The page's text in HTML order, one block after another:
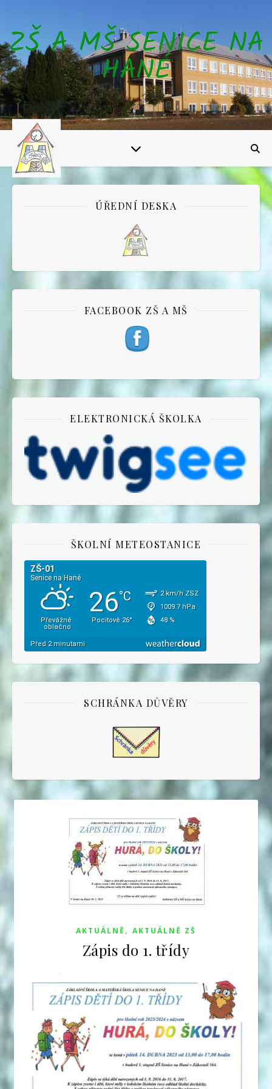
ZŠ A MŠ SENICE NA
HANÉ
ÚŘEDNÍ DESKA
FACEBOOK ZŠ A MŠ
ELEKTRONICKÁ ŠKOLKA
ŠKOLNÍ METEOSTANICE
SCHRÁNKA DŮVĚRY
AKTUÁLNĚ , AKTUÁLNĚ ZŠ
Zápis do 1. třídy